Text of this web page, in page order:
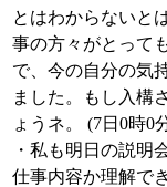
とはわからないと
事の方々がとって
で、今の自分の気
ました。もし入構
ょうネ。 (7日0時0
・私も明日の説明
仕事内容か理解で